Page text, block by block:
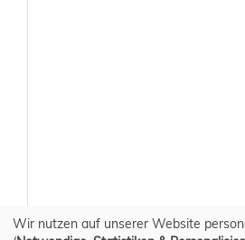
Wir nutzen auf unserer Website